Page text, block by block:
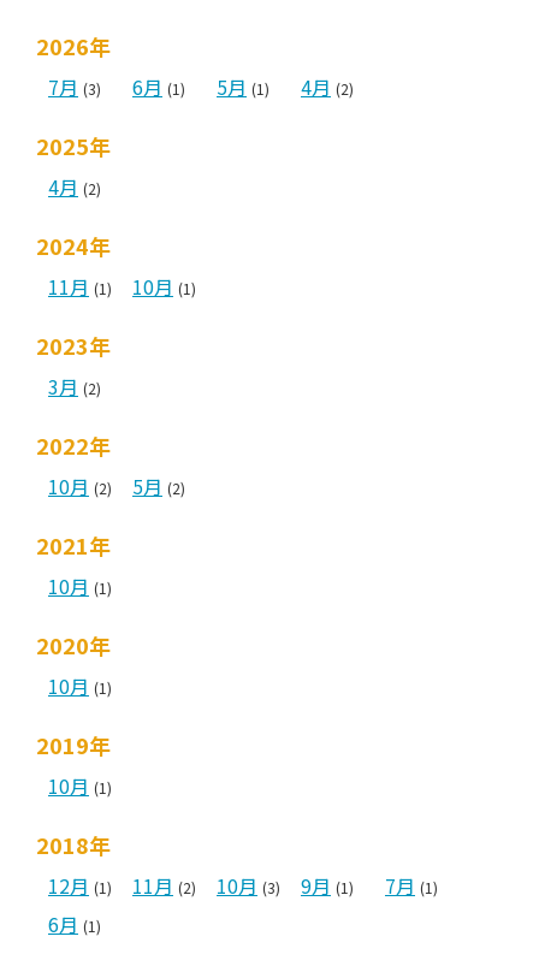
2026年
7月 (3) 6月 (1) 5月 (1) 4月 (2)
2025年
4月 (2)
2024年
11月 (1) 10月 (1)
2023年
3月 (2)
2022年
10月 (2) 5月 (2)
2021年
10月 (1)
2020年
10月 (1)
2019年
10月 (1)
2018年
12月 (1) 11月 (2) 10月 (3) 9月 (1) 7月 (1)
6月 (1)